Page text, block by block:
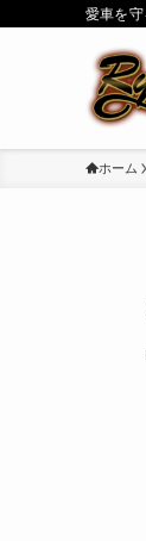
愛車を
ホーム